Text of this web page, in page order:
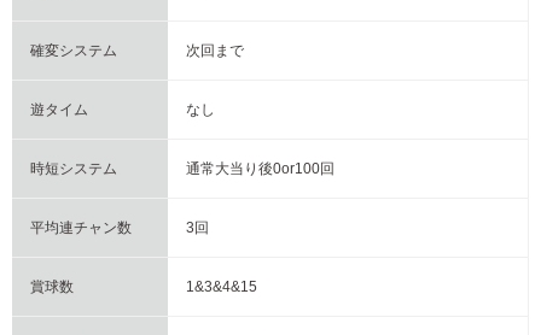
確変システム 次回まで
遊タイム なし
時短システム 通常大当り後0or100回
平均連チャン数 3回
賞球数 1&3&4&15